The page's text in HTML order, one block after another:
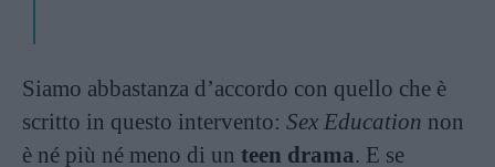
Siamo abbastanza d’accordo con quello che è
scritto in questo intervento: Sex Education non
è né più né meno di un teen drama. E se